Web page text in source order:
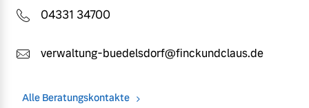
04331 34700
verwaltung-buedelsdorf@finckundclaus.de
Alle Beratungskontakte